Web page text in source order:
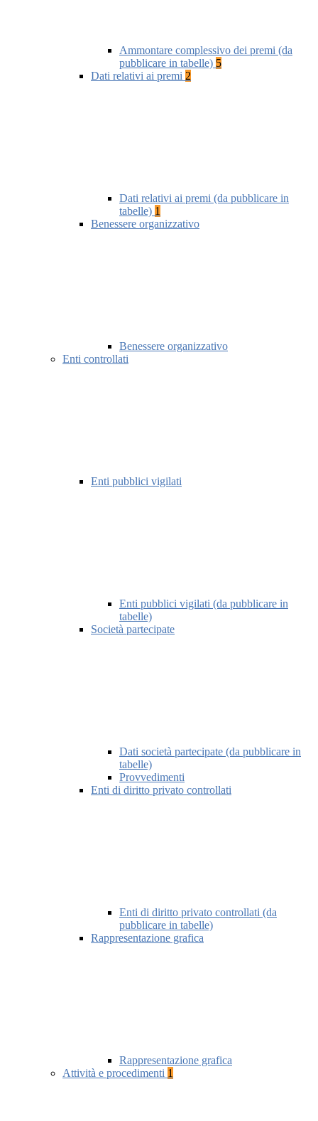
Ammontare complessivo dei premi (da
pubblicare in tabelle) 5
Dati relativi ai premi 2
Dati relativi ai premi (da pubblicare in
tabelle) 1
Benessere organizzativo
Benessere organizzativo
Enti controllati
Enti pubblici vigilati
Enti pubblici vigilati (da pubblicare in
tabelle)
Società partecipate
Dati società partecipate (da pubblicare in
tabelle)
Provvedimenti
Enti di diritto privato controllati
Enti di diritto privato controllati (da
pubblicare in tabelle)
Rappresentazione grafica
Rappresentazione grafica
Attività e procedimenti 1